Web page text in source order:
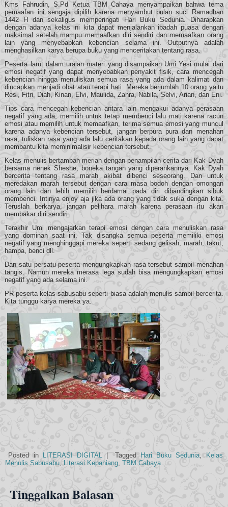
Kms Fahrudin, S.Pd Ketua TBM Cahaya menyampaikan bahwa tema
pemaafan ini sengaja dipilih karena menyambut bulan suci Ramadhan
1442 H dan sekaligus memperingati Hari Buku Sedunia. Diharapkan
dengan adanya kelas ini kita dapat menjalankan ibadah puasa dengan
maksimal setelah mampu memaafkan diri sendiri dan memaafkan orang
lain yang menyebabkan kebencian selama ini. Outputnya adalah
menghasilkan karya berupa buku yang menceritakan tentang rasa.
Peserta larut dalam uraian materi yang disampaikan Umi Yesi mulai dari
emosi negatif yang dapat menyebabkan penyakit fisik, cara mencegah
kebencian hingga menuliskan semua rasa yang ada dalam kalimat dan
diucapkan menjadi obat atau terapi hati. Mereka berjumlah 10 orang yaitu
Resi, Fitri, Diah, Kinan, Elvi, Maulida, Zahra, Nabila, Selvi, Arian, dan Eni.
Tips cara mencegah kebencian antara lain mengakui adanya perasaan
negatif yang ada, memilih untuk tetap membenci lalu mati karena racun
emosi atau memilih untuk memaafkan, terima semua emosi yang muncul
karena adanya kebencian tersebut, jangan berpura pura dan menahan
rasa, tuliskan rasa yang ada lalu ceritakan kepada orang lain yang dapat
membantu kita meminimalisir kebencian tersebut.
Kelas menulis bertambah meriah dengan penampilan cerita dari Kak Dyah
bersama nenek Sheshe, boneka tangan yang diperankannya. Kak Dyah
bercerita tentang rasa marah akibat dibenci seseorang. Dan untuk
meredakan marah tersebut dengan cara masa bodoh dengan omongan
orang lain dan lebih memilih berdamai pada diri dibandingkan sibuk
membenci. Intinya enjoy aja jika ada orang yang tidak suka dengan kita.
Teruslah berkarya, jangan pelihara marah karena perasaan itu akan
membakar diri sendiri.
Terakhir Umi mengajarkan terapi emosi dengan cara menuliskan rasa
yang dominan saat ini. Tak disangka semua peserta memiliki emosi
negatif yang menghinggapi mereka seperti sedang gelisah, marah, takut,
hampa, benci dll.
Dan satu persatu peserta mengungkapkan rasa tersebut sambil menahan
tangis. Namun mereka merasa lega sudah bisa mengungkapkan emosi
negatif yang ada selama ini.
PR peserta kelas sabusabu seperti biasa adalah menulis sambil bercerita.
Kita tunggu karya mereka ya.
Posted in LITERASI DIGITAL | Tagged Hari Buku Sedunia
Kelas
Menulis Sabusabu Literasi Kepahiang ,TBM Cahaya
Tinggalkan Balasan